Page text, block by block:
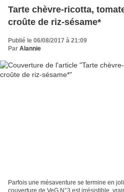
Tarte chèvre-ricotta,
croûte de riz-sésame*
Publié le 06/08/2017 à 21:09
Par Alannie
Parfois une mésaventure se termine en
couverture de VeG N°3 est irrésistible,